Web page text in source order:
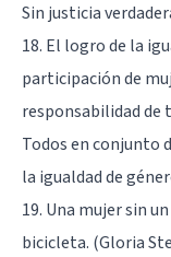
Sin justicia
18. El logro de la
participación de
responsabilidad de
Todos en conjunto
la igualdad de
19. Una mujer sin
bicicleta. (Gloria